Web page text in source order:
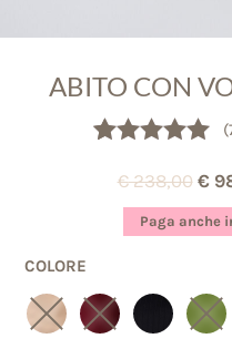
ABITO CON
su 5 su
base di
recensioni
(
€238,00 €
Paga anche
COLORE